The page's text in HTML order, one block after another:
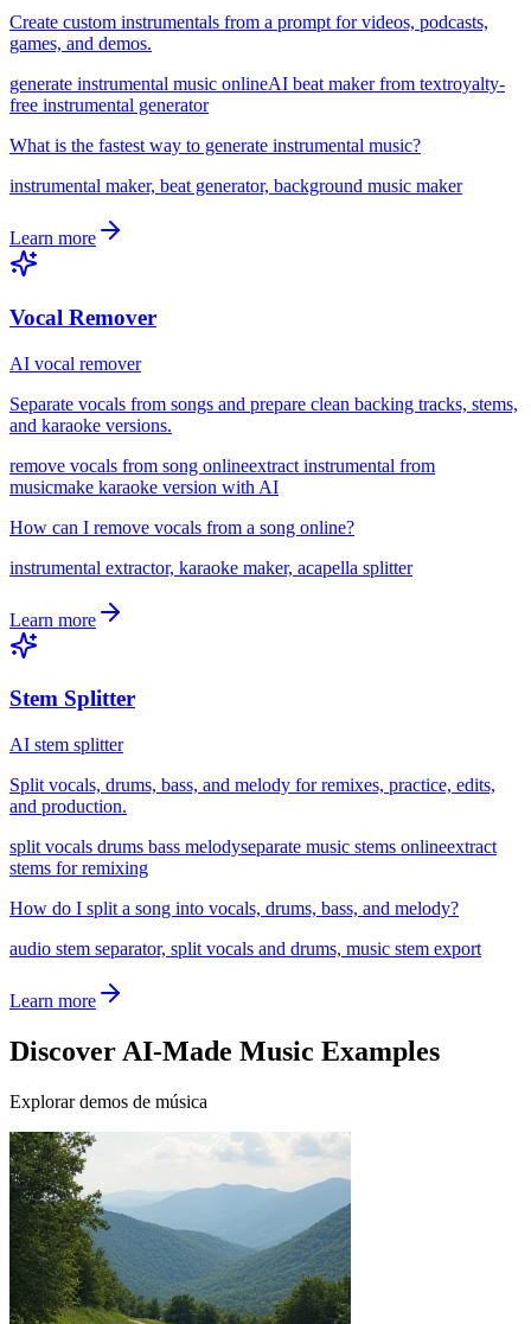
Create custom instrumentals from a prompt for videos, podcasts,
games, and demos.
generate instrumental music onlineAI beat maker from textroyalty-
free instrumental generator
What is the fastest way to generate instrumental music?
instrumental maker, beat generator, background music maker
Learn more
Vocal Remover
AI vocal remover
Separate vocals from songs and prepare clean backing tracks, stems,
and karaoke versions.
remove vocals from song onlineextract instrumental from
musicmake karaoke version with AI
How can I remove vocals from a song online?
instrumental extractor, karaoke maker, acapella splitter
Learn more
Stem Splitter
AI stem splitter
Split vocals, drums, bass, and melody for remixes, practice, edits,
and production.
split vocals drums bass melodyseparate music stems onlineextract
stems for remixing
How do I split a song into vocals, drums, bass, and melody?
audio stem separator, split vocals and drums, music stem export
Learn more
Discover AI-Made Music Examples
Explorar demos de música